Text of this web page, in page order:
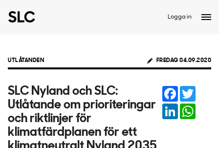
Logga in
UTLÅTANDEN FREDAG 04.09.2020
SLC Nyland och SLC:
Utlåtande om prioriteringar
och riktlinjer för
klimatfärdplanen för ett
Facebook
LinkedIn